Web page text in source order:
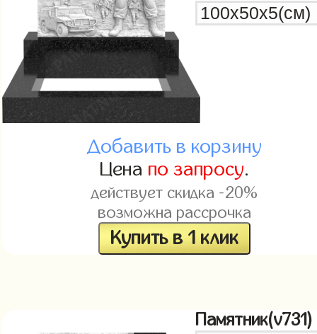
Добавить в корзину
Цена по запросу.
действует скидка -20%
возможна рассрочка
Купить в 1 клик
Памятник(v731)